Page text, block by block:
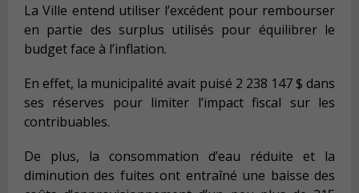
La Ville entend utiliser l’excédent pour rembourser
en partie des surplus utilisés pour équilibrer le
budget face à l’inflation.
En effet, la municipalité avait puisé 2 238 147 $ dans
ses réserves pour limiter l’impact fiscal sur les
contribuables.
De plus, la consommation d’eau réduite et la
diminution des fuites ont entraîné une baisse des